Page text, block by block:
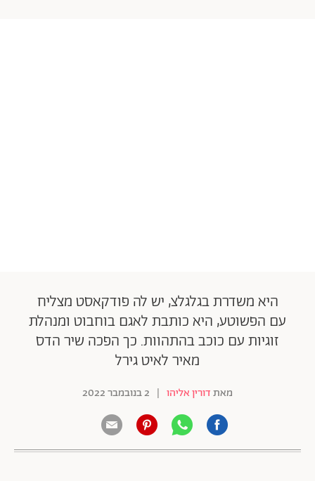
היא משדרת בגלגלצ, יש לה פודקאסט מצליח
עם הפשוטע, היא כותבת לאגם בוחבוט ומנהלת
זוגיות עם כוכב בהתהוות. כך הפכה שיר הדס
מאיר לאיט גירל
מאתדורין אליהו | 2 בנובמבר 2022